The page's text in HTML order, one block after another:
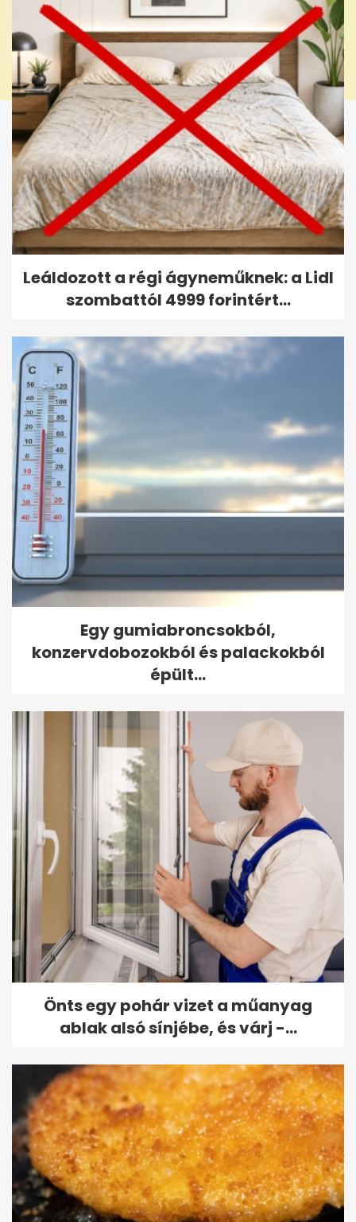
Leáldozott a régi ágyneműknek: a Lidl
szombattól 4999 forintért...
Egy gumiabroncsokból,
konzervdobozokból és palackokból
épült...
Önts egy pohár vizet a műanyag
ablak alsó sínjébe, és várj -...